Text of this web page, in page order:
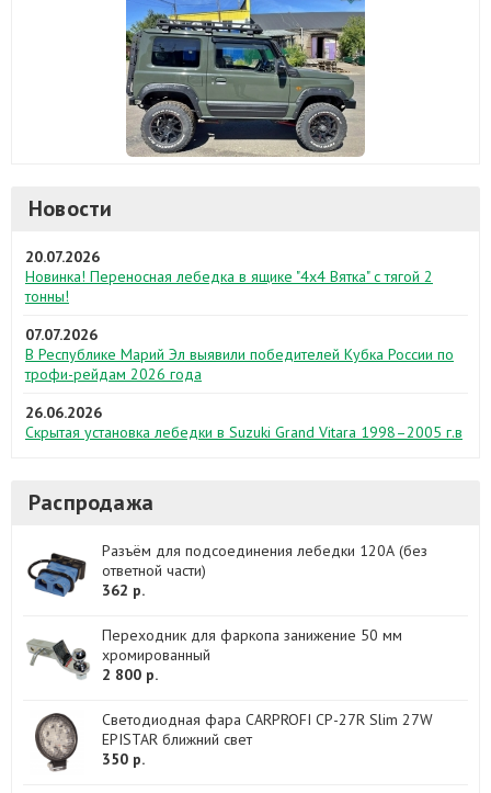
Новости
20.07.2026
Новинка! Переносная лебедка в ящике "4х4 Вятка" с тягой 2
тонны!
07.07.2026
В Республике Марий Эл выявили победителей Кубка России по
трофи-рейдам 2026 года
26.06.2026
Скрытая установка лебедки в Suzuki Grand Vitara 1998–2005 г.в
Распродажа
Разъём для подсоединения лебедки 120А (без
ответной части)
362 р.
Переходник для фаркопа занижение 50 мм
хромированный
2 800 р.
Светодиодная фара CARPROFI CP-27R Slim 27W
EPISTAR ближний свет
350 р.